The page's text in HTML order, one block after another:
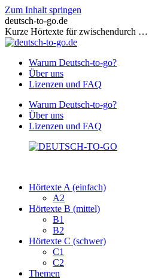
Zum Inhalt springen
deutsch-to-go.de
Kurze Hörtexte für zwischendurch …
Warum Deutsch-to-go?
Über uns
Lizenzen und FAQ
Warum Deutsch-to-go?
Über uns
Lizenzen und FAQ
Hörtexte A (einfach)
A2
Hörtexte B (mittel)
B1
B2
Hörtexte C (schwer)
C1
C2
Themen